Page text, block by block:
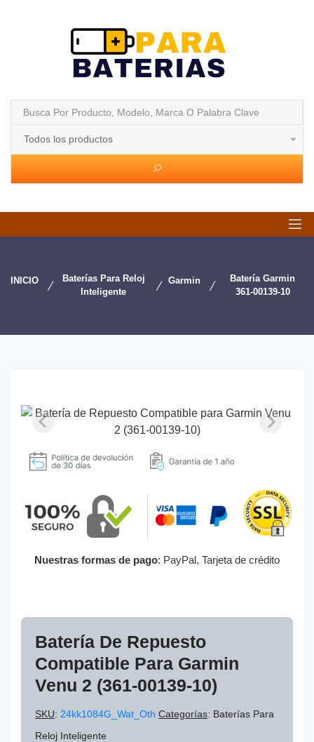
Todos los productos
INICIO
Baterías Para Reloj
Inteligente
Garmin
Batería Garmin
361-00139-10
Nuestras formas de pago: PayPal, Tarjeta de crédito
Batería De Repuesto
Compatible Para Garmin
Venu 2 (361-00139-10)
SKU: 24kk1084G_Wat_Oth Categorías: Baterías Para
Reloj Inteligente